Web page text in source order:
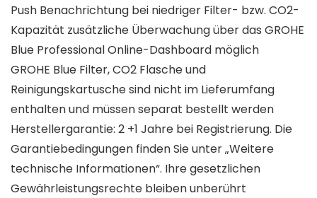
Push Benachrichtung bei niedriger Filter- bzw. CO2-
Kapazität zusätzliche Überwachung über das GROHE
Blue Professional Online-Dashboard möglich
GROHE Blue Filter, CO2 Flasche und
Reinigungskartusche sind nicht im Lieferumfang
enthalten und müssen separat bestellt werden
Herstellergarantie: 2 +1 Jahre bei Registrierung. Die
Garantiebedingungen finden Sie unter „Weitere
technische Informationen“. Ihre gesetzlichen
Gewährleistungsrechte bleiben unberührt